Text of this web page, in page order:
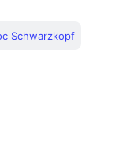
Schwarzkopf